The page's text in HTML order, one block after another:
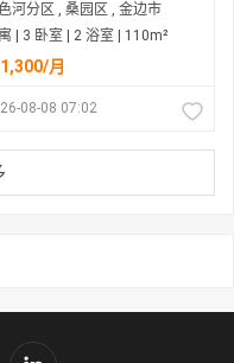
河分区 , 桑园区 , 金边市
| 3 卧室 | 2 浴室 | 110m²
月
08-08 07:02